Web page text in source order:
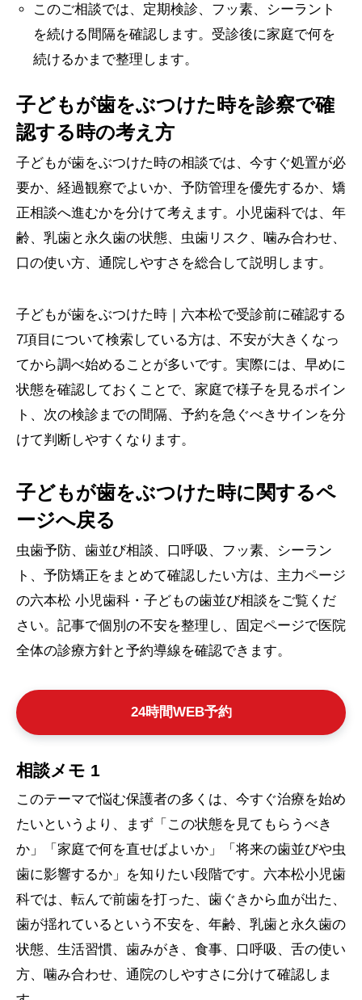
このご相談では、定期検診、フッ素、シーラント
を続ける間隔を確認します。受診後に家庭で何を
続けるかまで整理します。
子どもが歯をぶつけた時を診察で確
認する時の考え方
子どもが歯をぶつけた時の相談では、今すぐ処置が必
要か、経過観察でよいか、予防管理を優先するか、矯
正相談へ進むかを分けて考えます。小児歯科では、年
齢、乳歯と永久歯の状態、虫歯リスク、噛み合わせ、
口の使い方、通院しやすさを総合して説明します。
子どもが歯をぶつけた時｜六本松で受診前に確認する
7項目について検索している方は、不安が大きくなっ
てから調べ始めることが多いです。実際には、早めに
状態を確認しておくことで、家庭で様子を見るポイン
ト、次の検診までの間隔、予約を急ぐべきサインを分
けて判断しやすくなります。
子どもが歯をぶつけた時に関するペ
ージへ戻る
虫歯予防、歯並び相談、口呼吸、フッ素、シーラン
ト、予防矯正をまとめて確認したい方は、主力ページ
の六本松 小児歯科・子どもの歯並び相談をご覧くだ
さい。記事で個別の不安を整理し、固定ページで医院
全体の診療方針と予約導線を確認できます。
24時間WEB予約
相談メモ 1
このテーマで悩む保護者の多くは、今すぐ治療を始め
たいというより、まず「この状態を見てもらうべき
か」「家庭で何を直せばよいか」「将来の歯並びや虫
歯に影響するか」を知りたい段階です。六本松小児歯
科では、転んで前歯を打った、歯ぐきから血が出た、
歯が揺れているという不安を、年齢、乳歯と永久歯の
状態、生活習慣、歯みがき、食事、口呼吸、舌の使い
方、噛み合わせ、通院のしやすさに分けて確認しま